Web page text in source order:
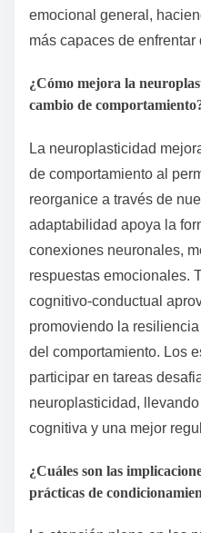
emocional general,
más capaces de enfrentar
¿Cómo mejora la
cambio de
La neuroplasticidad
de comportamiento al
reorganice a través de
adaptabilidad apoya la
conexiones neuronales,
respuestas emocionales.
cognitivo-conductual
promoviendo la
del comportamiento. Los
participar en tareas
neuroplasticidad,
cognitiva y una mejor
¿Cuáles son las
prácticas de